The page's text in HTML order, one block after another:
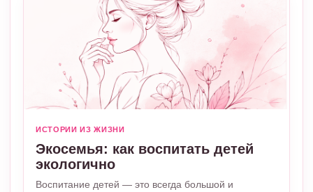
ИСТОРИИ ИЗ ЖИЗНИ
Экосемья: как воспитать детей
экологично
Воспитание детей — это всегда большой и